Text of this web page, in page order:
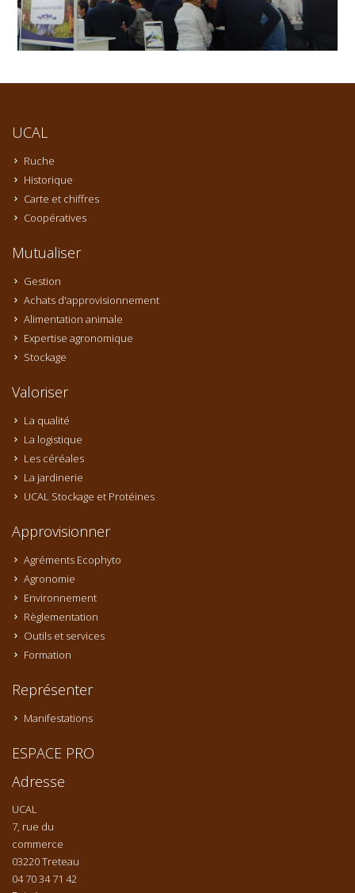
UCAL
Ruche
Historique
Carte et chiffres
Coopératives
Mutualiser
Gestion
Achats d'approvisionnement
Alimentation animale
Expertise agronomique
Stockage
Valoriser
La qualité
La logistique
Les céréales
La jardinerie
UCAL Stockage et Protéines
Approvisionner
Agréments Ecophyto
Agronomie
Environnement
Règlementation
Outils et services
Formation
Représenter
Manifestations
ESPACE PRO
Adresse
UCAL
7, rue du
commerce
03220 Treteau
04 70 34 71 42